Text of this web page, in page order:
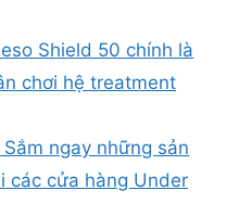
Shield 50 chính là
chơi hệ treatment
ngay những sản
các cửa hàng Under